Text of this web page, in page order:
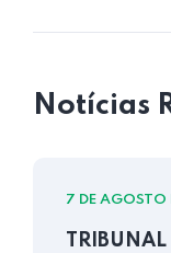
Notícias
7 DE
TRIBUNAL